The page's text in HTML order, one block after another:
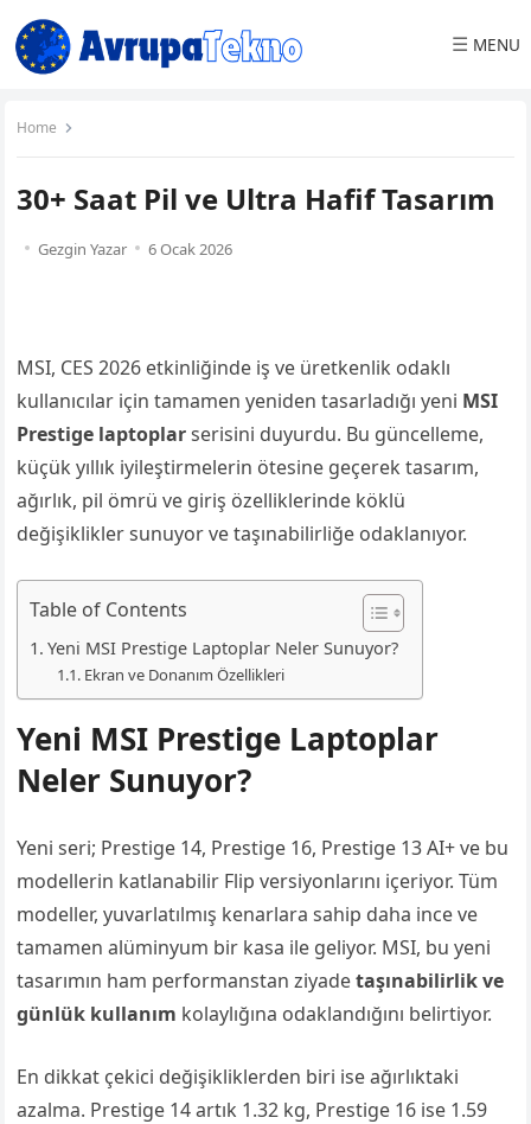
☰ MENU
Home
30+ Saat Pil ve Ultra Hafif Tasarım
Gezgin Yazar 6 Ocak 2026
MSI, CES 2026 etkinliğinde iş ve üretkenlik odaklı
kullanıcılar için tamamen yeniden tasarladığı yeni MSI
Prestige laptoplarserisini duyurdu. Bu güncelleme,
küçük yıllık iyileştirmelerin ötesine geçerek tasarım,
ağırlık, pil ömrü ve giriş özelliklerinde köklü
değişiklikler sunuyor ve taşınabilirliğe odaklanıyor.
Table of Contents
Yeni MSI Prestige Laptoplar Neler Sunuyor?
Ekran ve Donanım Özellikleri
Yeni MSI Prestige Laptoplar
Neler Sunuyor?
Yeni seri; Prestige 14, Prestige 16, Prestige 13 AI+ ve bu
modellerin katlanabilir Flip versiyonlarını içeriyor. Tüm
modeller, yuvarlatılmış kenarlara sahip daha ince ve
tamamen alüminyum bir kasa ile geliyor. MSI, bu yeni
tasarımın ham performanstan ziyadetaşınabilirlik ve
günlük kullanım kolaylığına odaklandığını belirtiyor.
En dikkat çekici değişikliklerden biri ise ağırlıktaki
azalma. Prestige 14 artık 1.32 kg, Prestige 16 ise 1.59